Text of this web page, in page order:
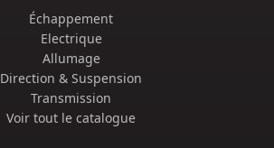
Échappement
Electrique
Allumage
Direction & Suspension
Transmission
Voir tout le catalogue